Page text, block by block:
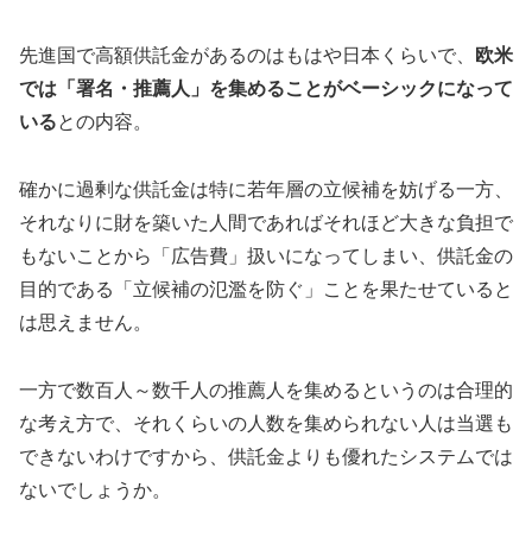
先進国で高額供託金があるのはもはや日本くらいで、
欧米
では「署名・推薦人」を集めることがベーシックになって
いるとの内容。
確かに過剰な供託金は特に若年層の立候補を妨げる一方、
それなりに財を築いた人間であればそれほど大きな負担で
もないことから「広告費」扱いになってしまい、供託金の
目的である「立候補の氾濫を防ぐ」ことを果たせていると
は思えません。
一方で数百人～数千人の推薦人を集めるというのは合理的
な考え方で、それくらいの人数を集められない人は当選も
できないわけですから、供託金よりも優れたシステムでは
ないでしょうか。